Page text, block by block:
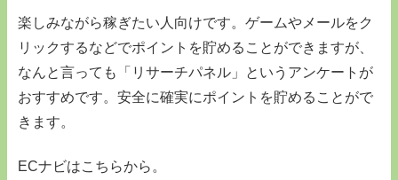
楽しみながら稼ぎたい人向けです。ゲームやメールをク
リックするなどでポイントを貯めることができますが、
なんと言っても「リサーチパネル」というアンケートが
おすすめです。安全に確実にポイントを貯めることがで
きます。
ECナビはこちらから。